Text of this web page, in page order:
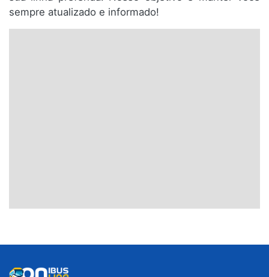
sempre atualizado e informado!